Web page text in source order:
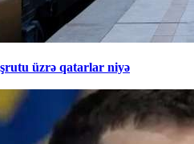
üzrə qatarlar niyə